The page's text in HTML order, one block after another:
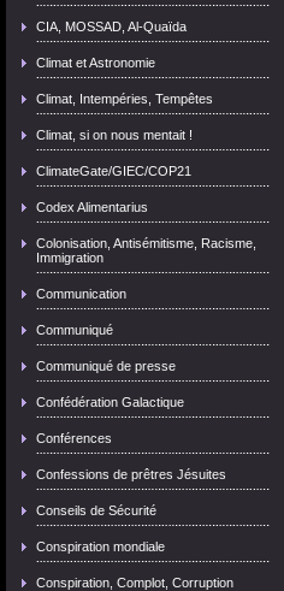
CIA, MOSSAD, Al-Quaïda
Climat et Astronomie
Climat, Intempéries, Tempêtes
Climat, si on nous mentait !
ClimateGate/GIEC/COP21
Codex Alimentarius
Colonisation, Antisémitisme, Racisme,
Immigration
Communication
Communiqué
Communiqué de presse
Confédération Galactique
Conférences
Confessions de prêtres Jésuites
Conseils de Sécurité
Conspiration mondiale
Conspiration, Complot, Corruption